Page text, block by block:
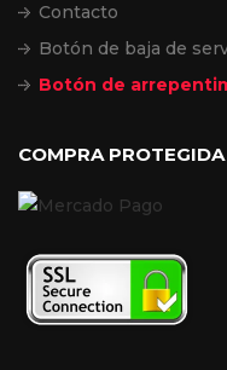
Contacto
Botón de baja de
Botón de
COMPRA PROTEGIDA